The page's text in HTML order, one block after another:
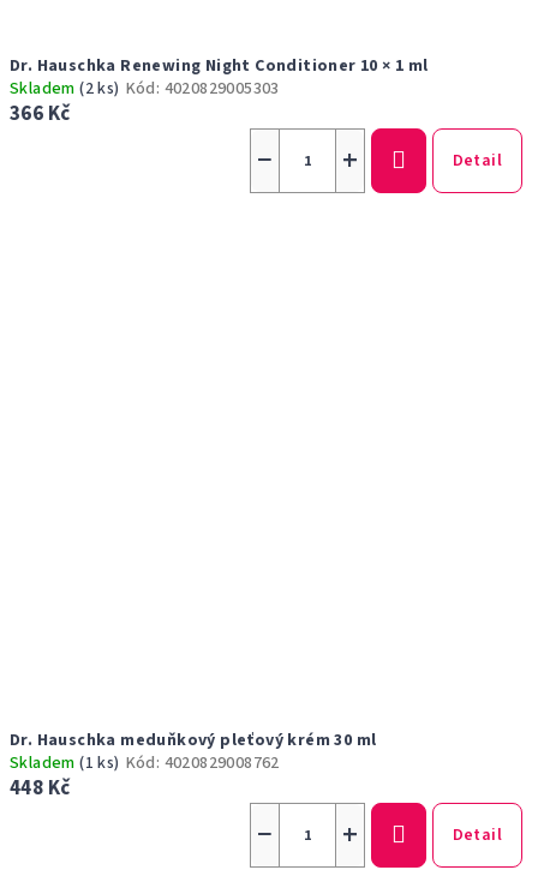
Dr. Hauschka Renewing Night Conditioner 10 × 1 ml
Skladem(2 ks) Kód: 4020829005303
366 Kč
+
− Detail
Dr. Hauschka meduňkový pleťový krém 30 ml
Skladem(1 ks) Kód: 4020829008762
448 Kč
+
− Detail